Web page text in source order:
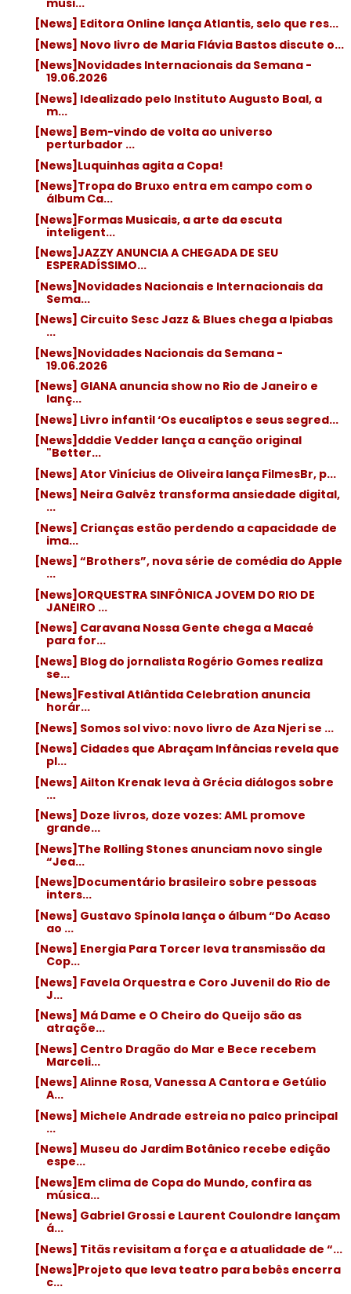
[News] Editora Online lança Atlantis, selo que res...
[News] Novo livro de Maria Flávia Bastos discute o...
[News]Novidades Internacionais da Semana -
19.06.2026
[News] Idealizado pelo Instituto Augusto Boal, a
m...
[News] Bem-vindo de volta ao universo
perturbador ...
[News]Luquinhas agita a Copa!
[News]Tropa do Bruxo entra em campo com o
álbum Ca...
[News]Formas Musicais, a arte da escuta
inteligent...
[News]JAZZY ANUNCIA A CHEGADA DE SEU
ESPERADÍSSIMO...
[News]Novidades Nacionais e Internacionais da
Sema...
[News] Circuito Sesc Jazz & Blues chega a Ipiabas
...
[News]Novidades Nacionais da Semana -
19.06.2026
[News] GIANA anuncia show no Rio de Janeiro e
lanç...
[News] Livro infantil ‘Os eucaliptos e seus segred...
[News]dddie Vedder lança a canção original
"Better...
[News] Ator Vinícius de Oliveira lança FilmesBr, p...
[News] Neira Galvêz transforma ansiedade digital,
...
[News] Crianças estão perdendo a capacidade de
ima...
[News] “Brothers”, nova série de comédia do Apple
...
[News]ORQUESTRA SINFÔNICA JOVEM DO RIO DE
JANEIRO ...
[News] Caravana Nossa Gente chega a Macaé
para for...
[News] Blog do jornalista Rogério Gomes realiza
se...
[News]Festival Atlântida Celebration anuncia
horár...
[News] Somos sol vivo: novo livro de Aza Njeri se ...
[News] Cidades que Abraçam Infâncias revela que
pl...
[News] Ailton Krenak leva à Grécia diálogos sobre
...
[News] Doze livros, doze vozes: AML promove
grande...
[News]The Rolling Stones anunciam novo single
“Jea...
[News]Documentário brasileiro sobre pessoas
inters...
[News] Gustavo Spínola lança o álbum “Do Acaso
ao ...
[News] Energia Para Torcer leva transmissão da
Cop...
[News] Favela Orquestra e Coro Juvenil do Rio de
J...
[News] Má Dame e O Cheiro do Queijo são as
atraçõe...
[News] Centro Dragão do Mar e Bece recebem
Marceli...
[News] Alinne Rosa, Vanessa A Cantora e Getúlio
A...
[News] Michele Andrade estreia no palco principal
...
[News] Museu do Jardim Botânico recebe edição
espe...
[News]Em clima de Copa do Mundo, confira as
música...
[News] Gabriel Grossi e Laurent Coulondre lançam
á...
[News] Titãs revisitam a força e a atualidade de “...
[News]Projeto que leva teatro para bebês encerra
c...